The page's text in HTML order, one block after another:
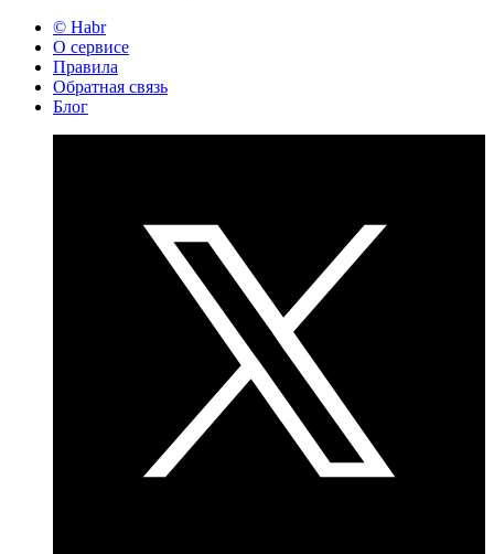
© Habr
О сервисе
Правила
Обратная связь
Блог